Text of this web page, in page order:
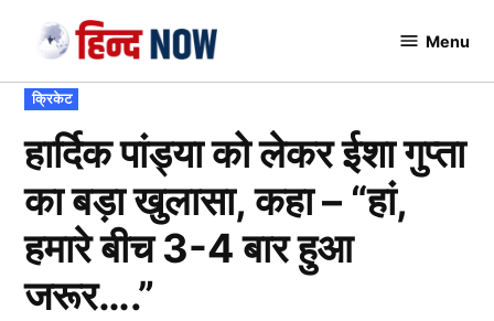
content
Menu
POSTED
IN
क्रिकेट
हार्दिक पांड्या को लेकर ईशा गुप्ता
का बड़ा खुलासा, कहा – “हां,
हमारे बीच 3-4 बार हुआ
जरूर….”